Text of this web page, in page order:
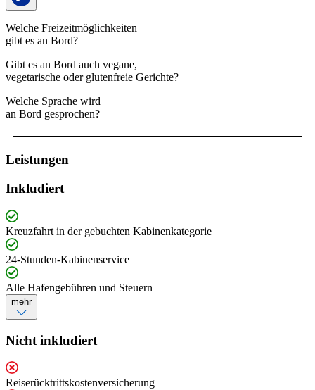
Welche Freizeitmöglichkeiten
gibt es an Bord?
Gibt es an Bord auch vegane,
vegetarische oder glutenfreie Gerichte?
Welche Sprache wird
an Bord gesprochen?
Leistungen
Inkludiert
Kreuzfahrt in der gebuchten Kabinenkategorie
24-Stunden-Kabinenservice
Alle Hafengebühren und Steuern
mehr
Nicht inkludiert
Reiserücktrittskostenversicherung